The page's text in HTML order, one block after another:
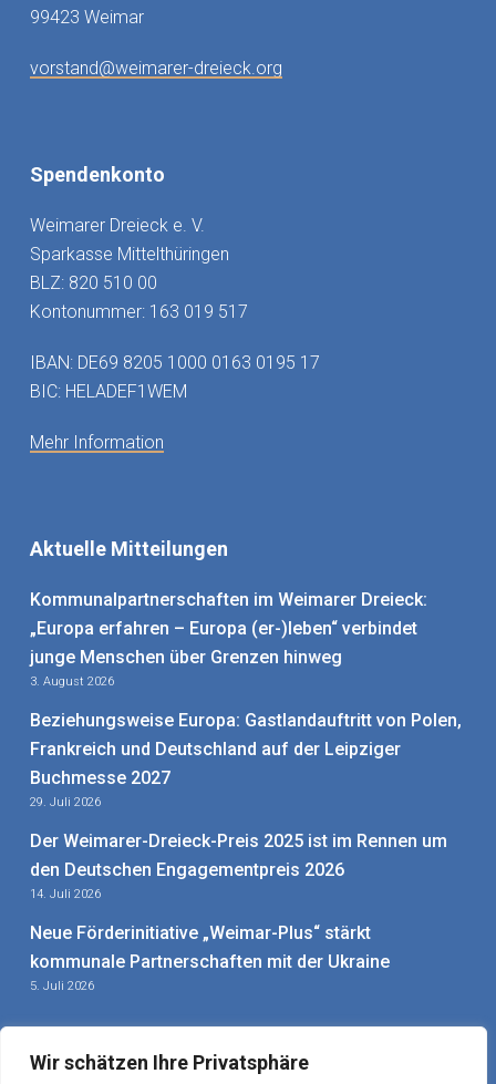
Wir schätzen Ihre Privatsphäre
99423 Weimar
vorstand@weimarer-dreieck.org
Spendenkonto
Weimarer Dreieck e. V.
Sparkasse Mittelthüringen
BLZ: 820 510 00
Kontonummer: 163 019 517
IBAN: DE69 8205 1000 0163 0195 17
BIC: HELADEF1WEM
Mehr Information
Aktuelle Mitteilungen
Kommunalpartnerschaften im Weimarer Dreieck:
„Europa erfahren – Europa (er-)leben“ verbindet
junge Menschen über Grenzen hinweg
3. August 2026
Beziehungsweise Europa: Gastlandauftritt von Polen,
Frankreich und Deutschland auf der Leipziger
Buchmesse 2027
29. Juli 2026
Der Weimarer-Dreieck-Preis 2025 ist im Rennen um
den Deutschen Engagementpreis 2026
14. Juli 2026
Neue Förderinitiative „Weimar-Plus“ stärkt
kommunale Partnerschaften mit der Ukraine
5. Juli 2026